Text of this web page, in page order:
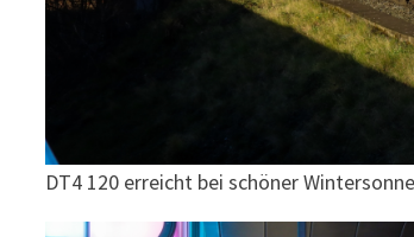
DT4 120 erreicht bei schöner